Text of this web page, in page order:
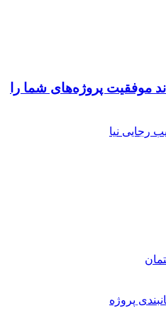
موفقیت پروژه‌های شما را
رجایی نیا
پروژه